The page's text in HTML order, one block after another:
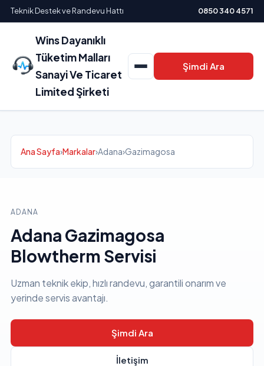
Teknik Destek ve Randevu Hattı 0850 340 4571
Wins Dayanıklı
Tüketim Malları
Sanayi Ve Ticaret
Limited Şirketi
Şimdi Ara
Ana Sayfa›Markalar›Adana›Gazimagosa
ADANA
Adana Gazimagosa
Blowtherm Servisi
Uzman teknik ekip, hızlı randevu, garantili onarım ve
yerinde servis avantajı.
Şimdi Ara
İletişim